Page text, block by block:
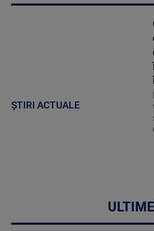
ȘTIRI ACTUALE